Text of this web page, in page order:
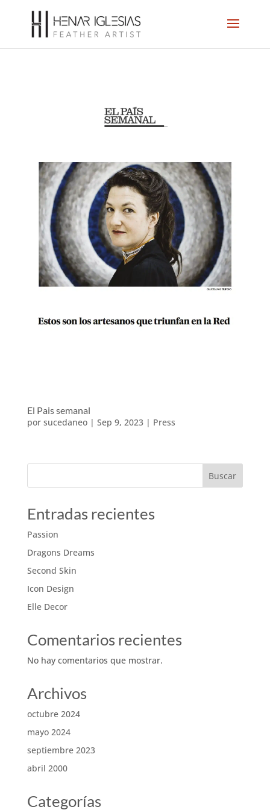
El Pais semanal
por sucedaneo| Sep 9, 2023| Press
Buscar
Entradas recientes
Passion
Dragons Dreams
Second Skin
Icon Design
Elle Decor
Comentarios recientes
No hay comentarios que mostrar.
Archivos
octubre 2024
mayo 2024
septiembre 2023
abril 2000
Categorías